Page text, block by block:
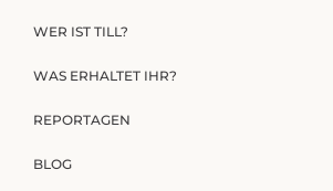
WER IST TILL?
WAS ERHALTET IHR?
REPORTAGEN
BLOG